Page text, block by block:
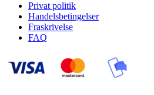
Privat politik
Handelsbetingelser
Fraskrivelse
FAQ